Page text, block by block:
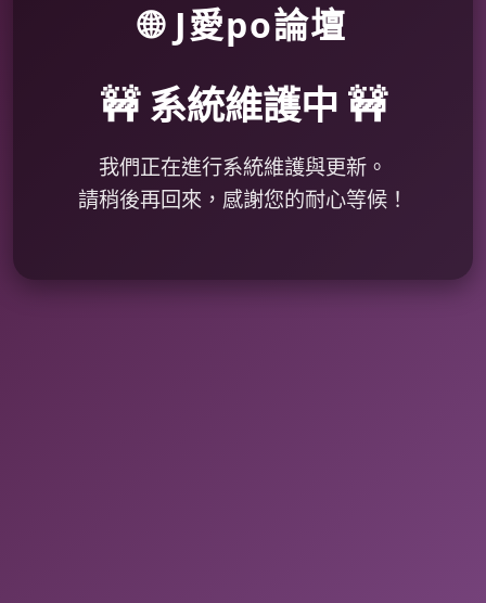
🌐 J愛po論壇
🚧 系統維護中 🚧
我們正在進行系統維護與更新。
請稍後再回來，感謝您的耐心等候！